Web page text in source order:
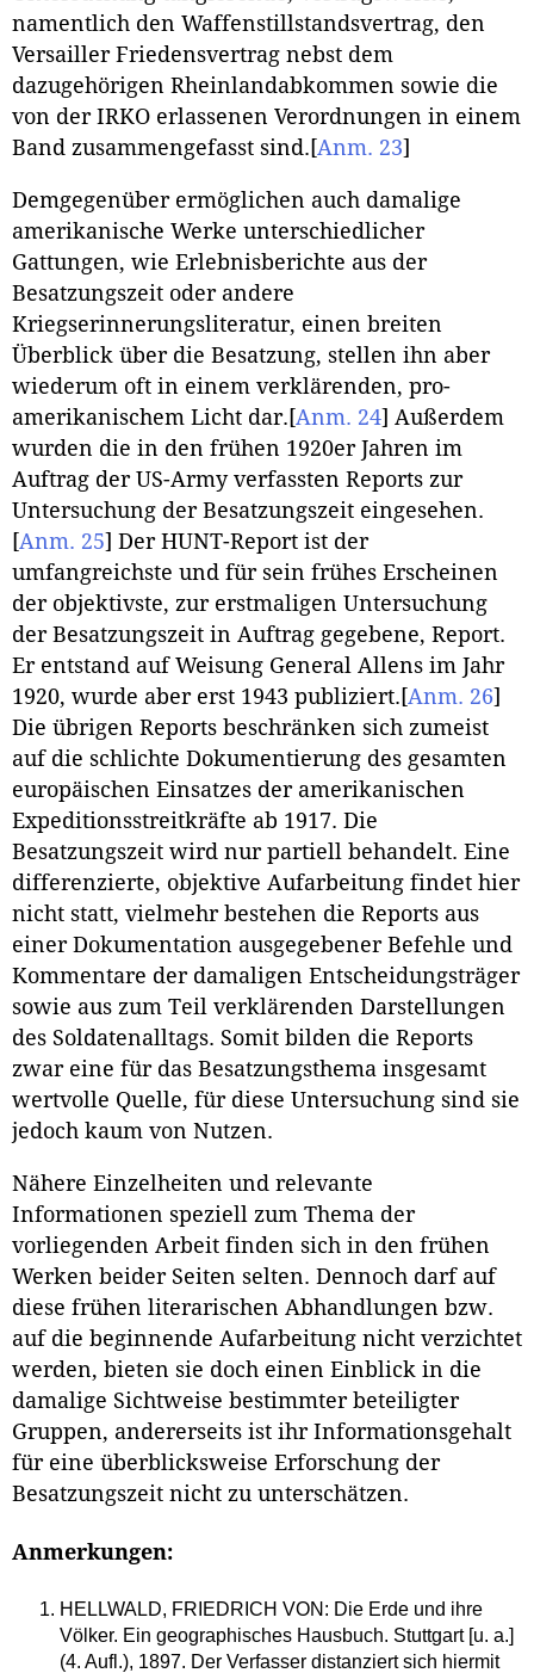
namentlich den Waffenstillstandsvertrag, den
Versailler Friedensvertrag nebst dem
dazugehörigen Rheinlandabkommen sowie die
von der IRKO erlassenen Verordnungen in einem
Band zusammengefasst sind. [Anm. 23]
Demgegenüber ermöglichen auch damalige
amerikanische Werke unterschiedlicher
Gattungen, wie Erlebnisberichte aus der
Besatzungszeit oder andere
Kriegserinnerungsliteratur, einen breiten
Überblick über die Besatzung, stellen ihn aber
wiederum oft in einem verklärenden, pro-
amerikanischem Licht dar. [Anm. 24] Außerdem
wurden die in den frühen 1920er Jahren im
Auftrag der US-Army verfassten Reports zur
Untersuchung der Besatzungszeit eingesehen.
[Anm. 25] Der HUNT-Report ist der
umfangreichste und für sein frühes Erscheinen
der objektivste, zur erstmaligen Untersuchung
der Besatzungszeit in Auftrag gegebene, Report.
Er entstand auf Weisung General Allens im Jahr
1920, wurde aber erst 1943 publiziert. [Anm. 26]
Die übrigen Reports beschränken sich zumeist
auf die schlichte Dokumentierung des gesamten
europäischen Einsatzes der amerikanischen
Expeditionsstreitkräfte ab 1917. Die
Besatzungszeit wird nur partiell behandelt. Eine
differenzierte, objektive Aufarbeitung findet hier
nicht statt, vielmehr bestehen die Reports aus
einer Dokumentation ausgegebener Befehle und
Kommentare der damaligen Entscheidungsträger
sowie aus zum Teil verklärenden Darstellungen
des Soldatenalltags. Somit bilden die Reports
zwar eine für das Besatzungsthema insgesamt
wertvolle Quelle, für diese Untersuchung sind sie
jedoch kaum von Nutzen.
Nähere Einzelheiten und relevante
Informationen speziell zum Thema der
vorliegenden Arbeit finden sich in den frühen
Werken beider Seiten selten. Dennoch darf auf
diese frühen literarischen Abhandlungen bzw.
auf die beginnende Aufarbeitung nicht verzichtet
werden, bieten sie doch einen Einblick in die
damalige Sichtweise bestimmter beteiligter
Gruppen, andererseits ist ihr Informationsgehalt
für eine überblicksweise Erforschung der
Besatzungszeit nicht zu unterschätzen.
Anmerkungen:
HELLWALD, FRIEDRICH VON: Die Erde und ihre
Völker. Ein geographisches Hausbuch. Stuttgart [u. a.]
(4. Aufl.), 1897. Der Verfasser distanziert sich hiermit